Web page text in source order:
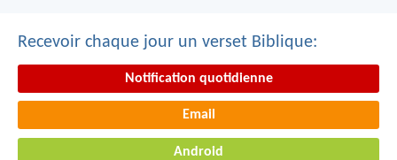
Recevoir chaque jour un verset Biblique:
Notification quotidienne
Email
Android